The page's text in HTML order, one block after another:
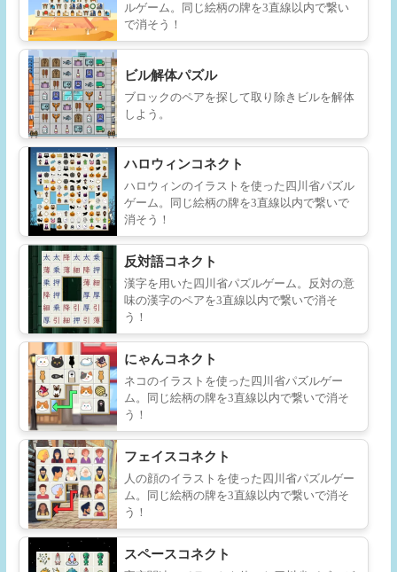
ルゲーム。同じ絵柄の牌を3直線以内で繋い
で消そう！
ビル解体パズル
ブロックのペアを探して取り除きビルを解体
しよう。
ハロウィンコネクト
ハロウィンのイラストを使った四川省パズル
ゲーム。同じ絵柄の牌を3直線以内で繋いで
消そう！
反対語コネクト
漢字を用いた四川省パズルゲーム。反対の意
味の漢字のペアを3直線以内で繋いで消そ
う！
にゃんコネクト
ネコのイラストを使った四川省パズルゲー
ム。同じ絵柄の牌を3直線以内で繋いで消そ
う！
フェイスコネクト
人の顔のイラストを使った四川省パズルゲー
ム。同じ絵柄の牌を3直線以内で繋いで消そ
う！
スペースコネクト